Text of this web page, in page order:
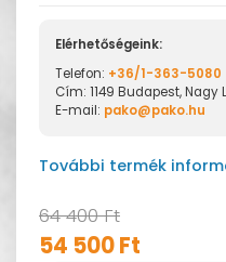
Elérhetőségeink:
Telefon: +36/1-363-5080
Cím: 1149 Budapest,
E-mail: pako@pako.hu
További termék
64 400 Ft
54 500 Ft